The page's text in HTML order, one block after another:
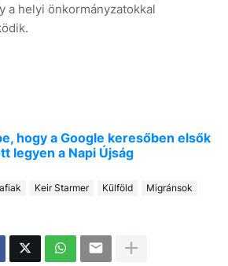
a helyi önkormányzatokkal
hogy a Google keresőben elsők
legyen a Napi Újság
Keir Starmer Külföld
Migránsok